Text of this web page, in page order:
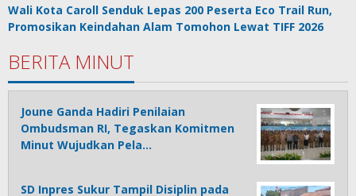
Wali Kota Caroll Senduk Lepas 200 Peserta Eco Trail Run,
Promosikan Keindahan Alam Tomohon Lewat TIFF 2026
BERITA MINUT
Joune Ganda Hadiri Penilaian
Ombudsman RI, Tegaskan Komitmen
Minut Wujudkan Pela…
SD Inpres Sukur Tampil Disiplin pada